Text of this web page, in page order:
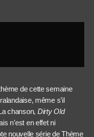
de cette semaine
même s’il
chanson, Dirty Old
n’est en effet ni
nouvelle série de Thème